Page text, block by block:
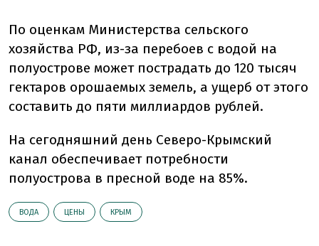
По оценкам Министерства сельского
хозяйства РФ, из-за перебоев с водой на
полуострове может пострадать до 120 тысяч
гектаров орошаемых земель, а ущерб от этого
составить до пяти миллиардов рублей.
На сегодняшний день Северо-Крымский
канал обеспечивает потребности
полуострова в пресной воде на 85%.
ВОДА ЦЕНЫ КРЫМ